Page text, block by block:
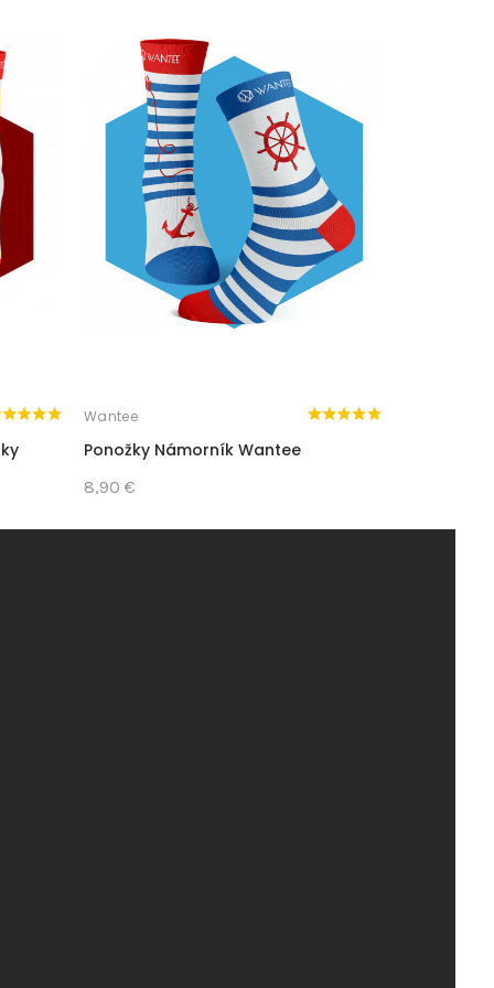
Wantee
Ponožky Námorník Wantee
8,90 €